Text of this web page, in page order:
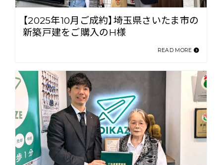
【2025年10月ご成約】埼玉県さいたま市の
新築戸建をご購入のH様
READ MORE